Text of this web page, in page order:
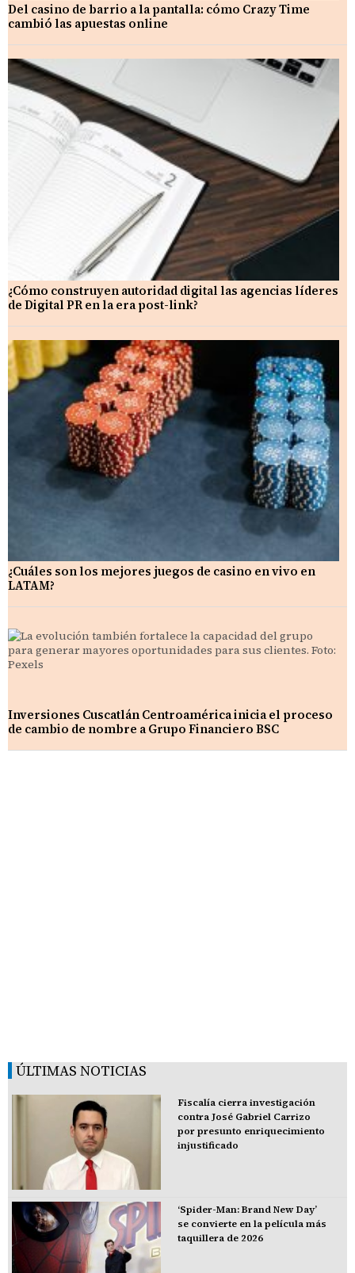
Del casino de barrio a la pantalla: cómo Crazy Time
cambió las apuestas online
¿Cómo construyen autoridad digital las agencias líderes
de Digital PR en la era post-link?
¿Cuáles son los mejores juegos de casino en vivo en
LATAM?
Inversiones Cuscatlán Centroamérica inicia el proceso
de cambio de nombre a Grupo Financiero BSC
ÚLTIMAS NOTICIAS
Fiscalía cierra investigación
contra José Gabriel Carrizo
por presunto enriquecimiento
injustificado
‘Spider-Man: Brand New Day’
se convierte en la película más
taquillera de 2026